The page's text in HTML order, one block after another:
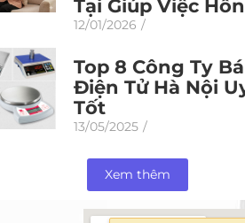
Tại Giúp Việc
12/01/2026 /
Top 8 Công Ty
Điện Tử Hà Nội
Tốt
13/05/2025 /
Xem thêm